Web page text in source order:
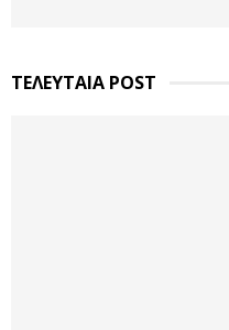
ΤΕΛΕΥΤΑΙΑ POST